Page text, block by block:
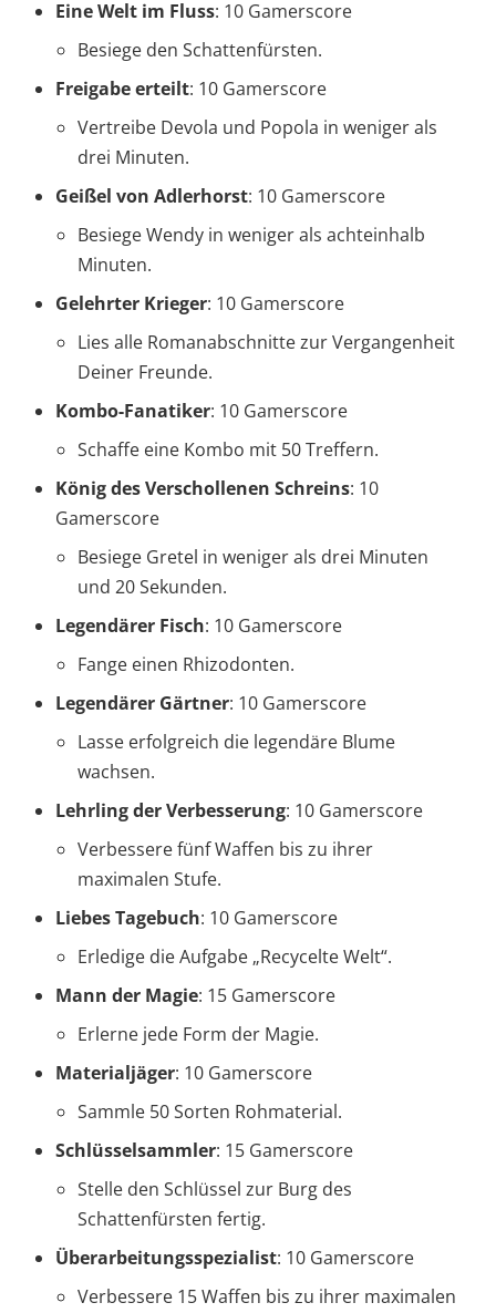
Eine Welt im Fluss: 10 Gamerscore
Besiege den Schattenfürsten.
Freigabe erteilt: 10 Gamerscore
Vertreibe Devola und Popola in weniger als
drei Minuten.
Geißel von Adlerhorst: 10 Gamerscore
Besiege Wendy in weniger als achteinhalb
Minuten.
Gelehrter Krieger: 10 Gamerscore
Lies alle Romanabschnitte zur Vergangenheit
Deiner Freunde.
Kombo-Fanatiker: 10 Gamerscore
Schaffe eine Kombo mit 50 Treffern.
König des Verschollenen Schreins: 10
Gamerscore
Besiege Gretel in weniger als drei Minuten
und 20 Sekunden.
Legendärer Fisch: 10 Gamerscore
Fange einen Rhizodonten.
Legendärer Gärtner: 10 Gamerscore
Lasse erfolgreich die legendäre Blume
wachsen.
Lehrling der Verbesserung: 10 Gamerscore
Verbessere fünf Waffen bis zu ihrer
maximalen Stufe.
Liebes Tagebuch: 10 Gamerscore
Erledige die Aufgabe „Recycelte Welt“.
Mann der Magie: 15 Gamerscore
Erlerne jede Form der Magie.
Materialjäger: 10 Gamerscore
Sammle 50 Sorten Rohmaterial.
Schlüsselsammler: 15 Gamerscore
Stelle den Schlüssel zur Burg des
Schattenfürsten fertig.
Überarbeitungsspezialist: 10 Gamerscore
Verbessere 15 Waffen bis zu ihrer maximalen